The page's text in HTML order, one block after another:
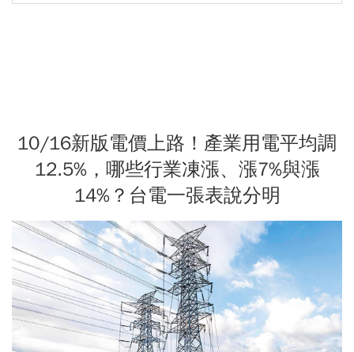
10/16新版電價上路！產業用電平均調
12.5%，哪些行業凍漲、漲7%與漲
14%？台電一張表說分明